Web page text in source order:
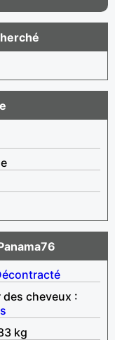
des cheveux :
kg